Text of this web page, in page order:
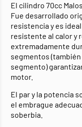
El cilindro 70cc
Fue desarrollado
resistencia y es
resistente al calor y
extremadamente
segmentos (también
segmento)
motor.
El par y la potencia
el embrague
soberbia.